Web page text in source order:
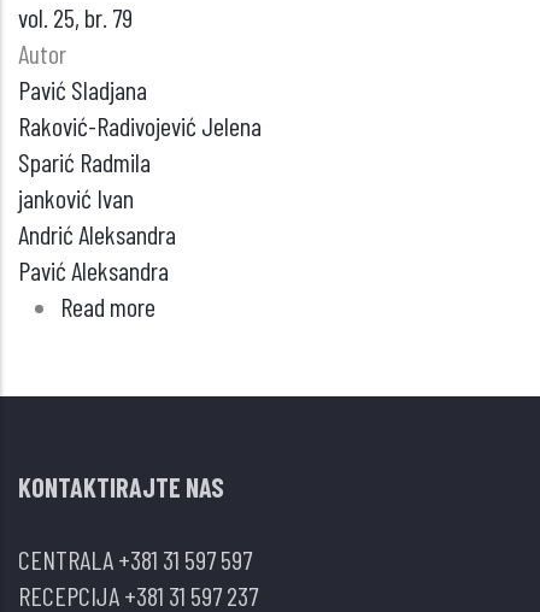
vol. 25, br. 79
Autor
Pavić Sladjana
Raković-Radivojević Jelena
Sparić Radmila
janković Ivan
Andrić Aleksandra
Pavić Aleksandra
Read more
2019.
u
Zlatiborskom
KONTAKTIRAJTE NAS
CENTRALA+381 31 597 597
RECEPCIJA+381 31 597 237